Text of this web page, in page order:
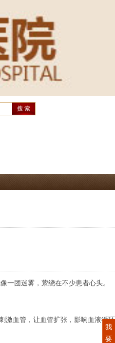
团迷雾，萦绕在不少患者心头。
激血管，让血管扩张，影响血液循环
我
要